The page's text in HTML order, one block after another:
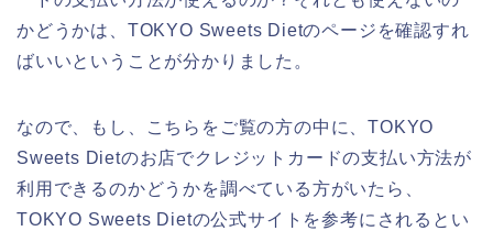
かどうかは、TOKYO Sweets Dietのページを確認すれ
ばいいということが分かりました。
なので、もし、こちらをご覧の方の中に、TOKYO
Sweets Dietのお店でクレジットカードの支払い方法が
利用できるのかどうかを調べている方がいたら、
TOKYO Sweets Dietの公式サイトを参考にされるとい